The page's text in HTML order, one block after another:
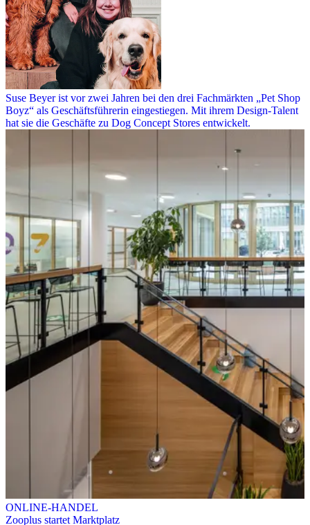
Suse Beyer ist vor zwei Jahren bei den drei Fachmärkten „Pet Shop
Boyz“ als Geschäftsführerin eingestiegen. Mit ihrem Design-Talent
hat sie die Geschäfte zu Dog Concept Stores entwickelt.
ONLINE-HANDEL
Zooplus startet Marktplatz